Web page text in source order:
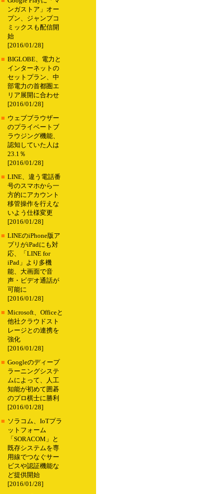
ンガストア」オー
プン、ジャンプコ
ミックスも配信開
始
[2016/01/28]
■ BIGLOBE、電力と
インターネットの
セットプラン、中
部電力の首都圏エ
リア展開に合わせ
[2016/01/28]
■ ウェブブラウザー
のプライベートブ
ラウジング機能、
認知していた人は
23.1％
[2016/01/28]
■ LINE、違う電話番
号のスマホから一
方的にアカウント
移管操作を行えな
いよう仕様変更
[2016/01/28]
■ LINEのiPhone版ア
プリがiPadにも対
応、「LINE for
iPad」より多機
能、大画面で音
声・ビデオ通話が
可能に
[2016/01/28]
■ Microsoft、Officeと
他社クラウドスト
レージとの連携を
強化
[2016/01/28]
■ Googleのディープ
ラーニングシステ
ムによって、人工
知能が初めて囲碁
のプロ棋士に勝利
[2016/01/28]
■ ソラコム、IoTプラ
ットフォーム
「SORACOM」と
既存システムを専
用線でつなぐサー
ビスや認証機能な
ど提供開始
[2016/01/28]